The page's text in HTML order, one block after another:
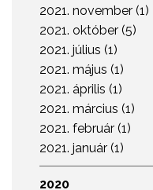
2021. november (1)
2021. október (5)
2021. július (1)
2021. május (1)
2021. április (1)
2021. március (1)
2021. február (1)
2021. január (1)
2020